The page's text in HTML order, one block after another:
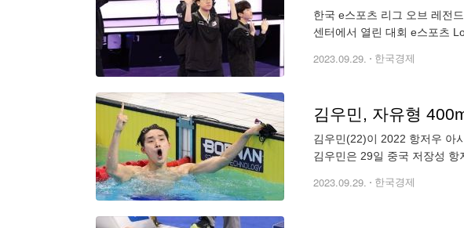
한국 e스포츠 리그 오브 레전
센터에서 열린 대회 e스포츠
2023.09.29. 한국경제
김우민, 자유형
김우민(22)이 2022 항저우 아
김우민은 29일 중국 저장성 항
2023.09.29. 한국경제